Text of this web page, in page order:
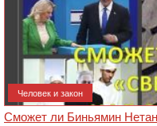
Человек и закон
Сможет ли Биньямин